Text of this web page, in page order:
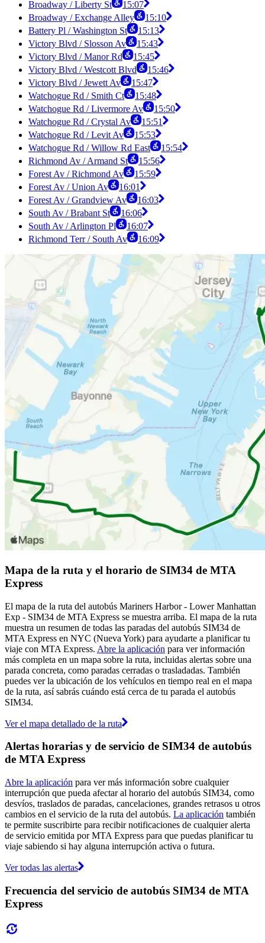
Broadway / Liberty St
15:07
Broadway / Exchange Alley
15:10
Battery Pl / Washington St
15:13
Victory Blvd / Slosson Av
15:43
Victory Blvd / Manor Rd
15:45
Victory Blvd / Westcott Blvd
15:46
Victory Blvd / Jewett Av
15:47
Watchogue Rd / Smith Ct
15:48
Watchogue Rd / Livermore Av
15:50
Watchogue Rd / Crystal Av
15:51
Watchogue Rd / Levit Av
15:53
Watchogue Rd / Willow Rd East
15:54
Richmond Av / Armand St
15:56
Forest Av / Richmond Av
15:59
Forest Av / Union Av
16:01
Forest Av / Grandview Av
16:03
South Av / Brabant St
16:06
South Av / Arlington Pl
16:07
Richmond Terr / South Av
16:09
Mapa de la ruta y el horario de SIM34 de MTA
Express
El mapa de la ruta del autobús Mariners Harbor - Lower Manhattan
Exp - SIM34 de MTA Express se muestra arriba. El mapa de la ruta
muestra un resumen de todas las paradas del autobús SIM34 de
MTA Express en NYC (Nueva York) para ayudarte a planificar tu
viaje con MTA Express. Abre la aplicación para ver información
más completa en un mapa sobre la ruta, incluidas alertas sobre una
parada concreta, como paradas cerradas o trasladadas. También
puedes ver la ubicación de los vehículos en tiempo real en el mapa
de la ruta, así sabrás cuándo está cerca de tu parada el autobús
SIM34.
Ver el mapa detallado de la ruta
Alertas horarias y de servicio de SIM34 de autobús
de MTA Express
Abre la aplicación para ver más información sobre cualquier
interrupción que pueda afectar al horario del autobús SIM34, como
desvíos, traslados de paradas, cancelaciones, grandes retrasos u otros
cambios en el servicio de la ruta del autobús. La aplicación también
te permite suscribirte para recibir notificaciones de cualquier alerta
de servicio emitida por MTA Express para que puedas planificar tu
viaje sabiendo si hay alguna interrupción activa o futura.
Ver todas las alertas
Frecuencia del servicio de autobús SIM34 de MTA
Express